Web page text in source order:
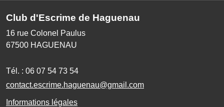
Club d'Escrime de Haguenau
16 rue Colonel Paulus
67500 HAGUENAU
Tél. : 06 07 54 73 54
contact.escrime.haguenau@gmail.com
Informations légales